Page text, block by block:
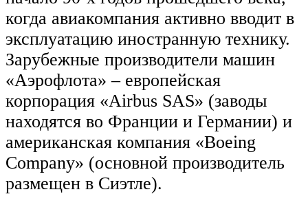
когда авиакомпания активно вводит в
эксплуатацию иностранную технику.
Зарубежные производители машин
«Аэрофлота» – европейская
корпорация «Airbus SAS» (заводы
находятся во Франции и Германии) и
американская компания «Boeing
Company» (основной производитель
размещен в Сиэтле).